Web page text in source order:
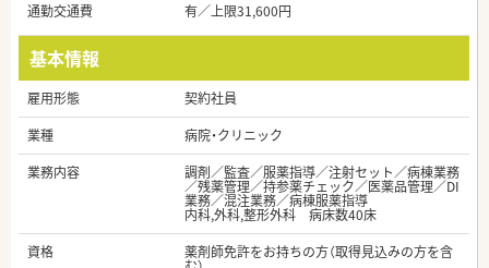
通勤交通費
有／上限31,600円
基本情報
雇用形態
契約社員
業種
病院・クリニック
業務内容
調剤／監査／服薬指導／注射セット／病棟業務
／残薬管理／持参薬チェック／医薬品管理／DI
業務／混注業務／病棟服薬指導
内科,外科,整形外科 病床数40床
資格
薬剤師免許をお持ちの方（取得見込みの方を含